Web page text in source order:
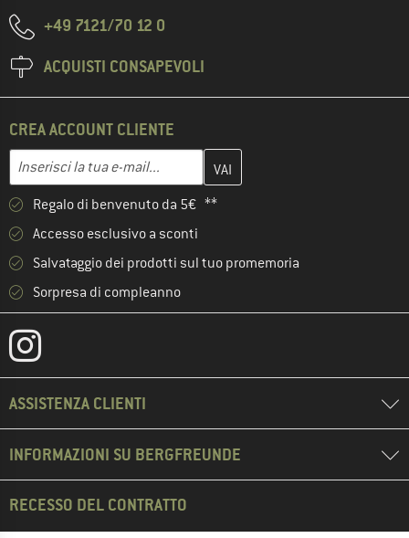
+49 7121/70 12 0
ACQUISTI CONSAPEVOLI
CREA ACCOUNT CLIENTE
Indirizzo e-mail
Inserisci qui il tuo indirizzo e-mail e crea il tuo account cliente
Regalo di benvenuto da 5€ **
Accesso esclusivo a sconti
Salvataggio dei prodotti sul tuo promemoria
Sorpresa di compleanno
ASSISTENZA CLIENTI
INFORMAZIONI SU BERGFREUNDE
RECESSO DEL CONTRATTO